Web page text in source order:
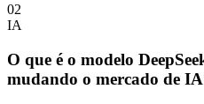
02
IA
O que é o modelo
mudando o mercado de